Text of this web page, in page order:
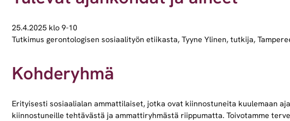
25.4.2025 klo 9-10
Tutkimus gerontologisen sosiaalityön etiikasta, Tyyne Ylinen, tutkija,
Kohderyhmä
Erityisesti sosiaalialan ammattilaiset, jotka ovat kiinnostuneita kuulemaan
kiinnostuneille tehtävästä ja ammattiryhmästä riippumatta. Toivotamme